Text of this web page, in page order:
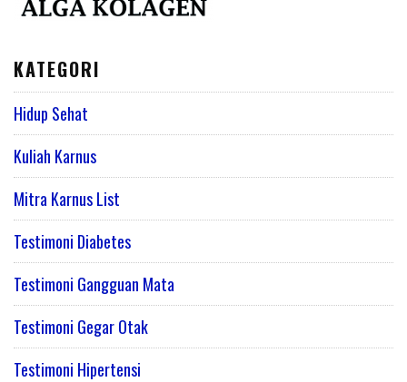
KATEGORI
Hidup Sehat
Kuliah Karnus
Mitra Karnus List
Testimoni Diabetes
Testimoni Gangguan Mata
Testimoni Gegar Otak
Testimoni Hipertensi